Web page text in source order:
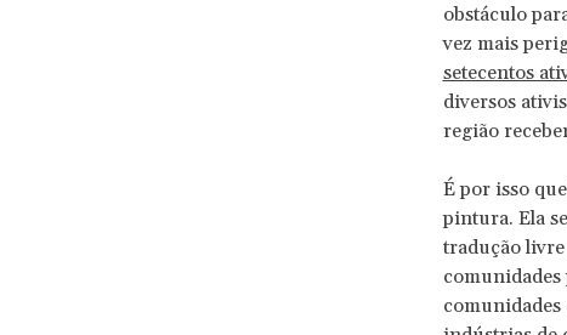
obstáculo
vez mais
setecentos
diversos
região
É por isso
pintura. Ela
tradução